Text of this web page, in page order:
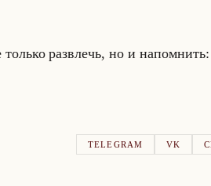
раз­влечь, но и
TELEGRAM VK